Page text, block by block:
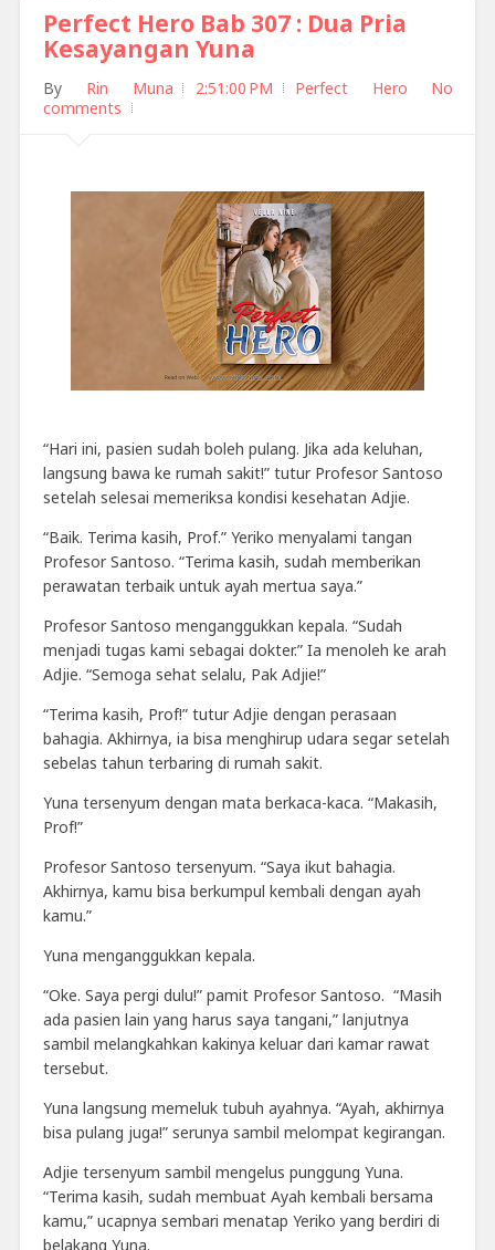
Perfect Hero Bab 307 : Dua Pria
Kesayangan Yuna
By Rin Muna 2:51:00 PM Perfect Hero
No
comments
“Hari ini, pasien sudah boleh pulang. Jika ada keluhan,
langsung bawa ke rumah sakit!” tutur Profesor Santoso
setelah selesai memeriksa kondisi kesehatan Adjie.
“Baik. Terima kasih, Prof.” Yeriko menyalami tangan
Profesor Santoso. “Terima kasih, sudah memberikan
perawatan terbaik untuk ayah mertua saya.”
Profesor Santoso menganggukkan kepala. “Sudah
menjadi tugas kami sebagai dokter.” Ia menoleh ke arah
Adjie. “Semoga sehat selalu, Pak Adjie!”
“Terima kasih, Prof!” tutur Adjie dengan perasaan
bahagia. Akhirnya, ia bisa menghirup udara segar setelah
sebelas tahun terbaring di rumah sakit.
Yuna tersenyum dengan mata berkaca-kaca. “Makasih,
Prof!”
Profesor Santoso tersenyum. “Saya ikut bahagia.
Akhirnya, kamu bisa berkumpul kembali dengan ayah
kamu.”
Yuna menganggukkan kepala.
“Oke. Saya pergi dulu!” pamit Profesor Santoso. “Masih
ada pasien lain yang harus saya tangani,” lanjutnya
sambil melangkahkan kakinya keluar dari kamar rawat
tersebut.
Yuna langsung memeluk tubuh ayahnya. “Ayah, akhirnya
bisa pulang juga!” serunya sambil melompat kegirangan.
Adjie tersenyum sambil mengelus punggung Yuna.
“Terima kasih, sudah membuat Ayah kembali bersama
kamu,” ucapnya sembari menatap Yeriko yang berdiri di
belakang Yuna.